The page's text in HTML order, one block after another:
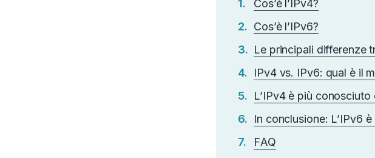
Cos’è l’IPv4?
Cos’è l’IPv6?
Le principali differenze
IPv4 vs. IPv6: qual è il
L’IPv4 è più conosciuto
In conclusione: L’IPv6
FAQ